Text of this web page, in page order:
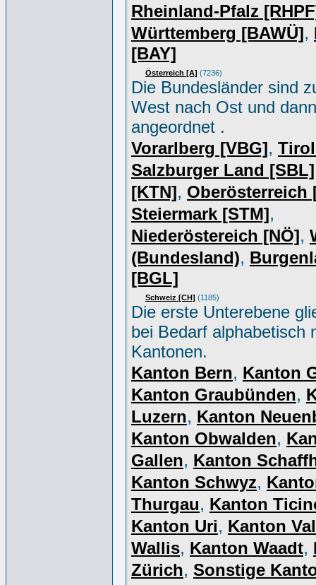
Rheinland-Pfalz
Württemberg [BAWÜ],
[BAY]
Österreich [A] (7236)
Die Bundesländer sind
West nach Ost und
angeordnet .
Vorarlberg [VBG],
Salzburger Land [SBL]
[KTN], Oberösterreich
Steiermark [STM],
Niederöstereich [NÖ],
(Bundesland),
[BGL]
Schweiz [CH] (1185)
Die erste Unterebene
bei Bedarf alphabetisch
Kantonen.
Kanton Bern, Kanton
Kanton Graubünden,
Luzern, Kanton
Kanton Obwalden,
Gallen, Kanton
Kanton Schwyz,
Thurgau, Kanton
Kanton Uri, Kanton
Wallis, Kanton Waadt,
Zürich, Sonstige